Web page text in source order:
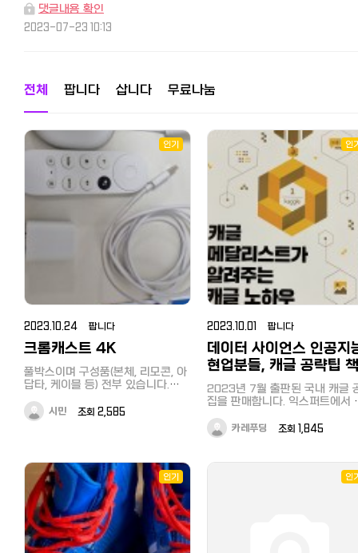
댓글내용 확인
2023-07-23 10:13
전체 팝니다 삽니다 무료나눔
인기
2023.10.24 팝니다
크롬캐스트 4K
풀박스이며 구성품(본체, 리모콘, 아
답타, 케이블 등) 전부 있습니다.
스 있으나 정상작동합니다. 택배비
포함 3600엔, 직거래(大岡山駅 혹
니다. 카카오톡 ngh2780 / 전화번
호 09044376080
시민 조회 2,585
인
2023.10.01 팝니다
데이터 사이언스 인공지
현업분들, 캐글 공략팁 책
판매합니다.
2023년 7월 출판된 국내 캐글
집을 판매합니다. 익스퍼트에서 그
자들이 공략을 차근차근 알기 쉽
설명하고 있습니다.
더러움, 구김, 재단 등 일절 없는
카레푸딩 조회 1,845
인기 인